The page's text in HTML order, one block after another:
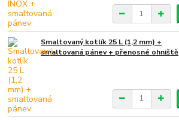
Smaltovaný kotlík 25 L (1,2 mm) +
smaltovaná pánev + přenosné ohniště